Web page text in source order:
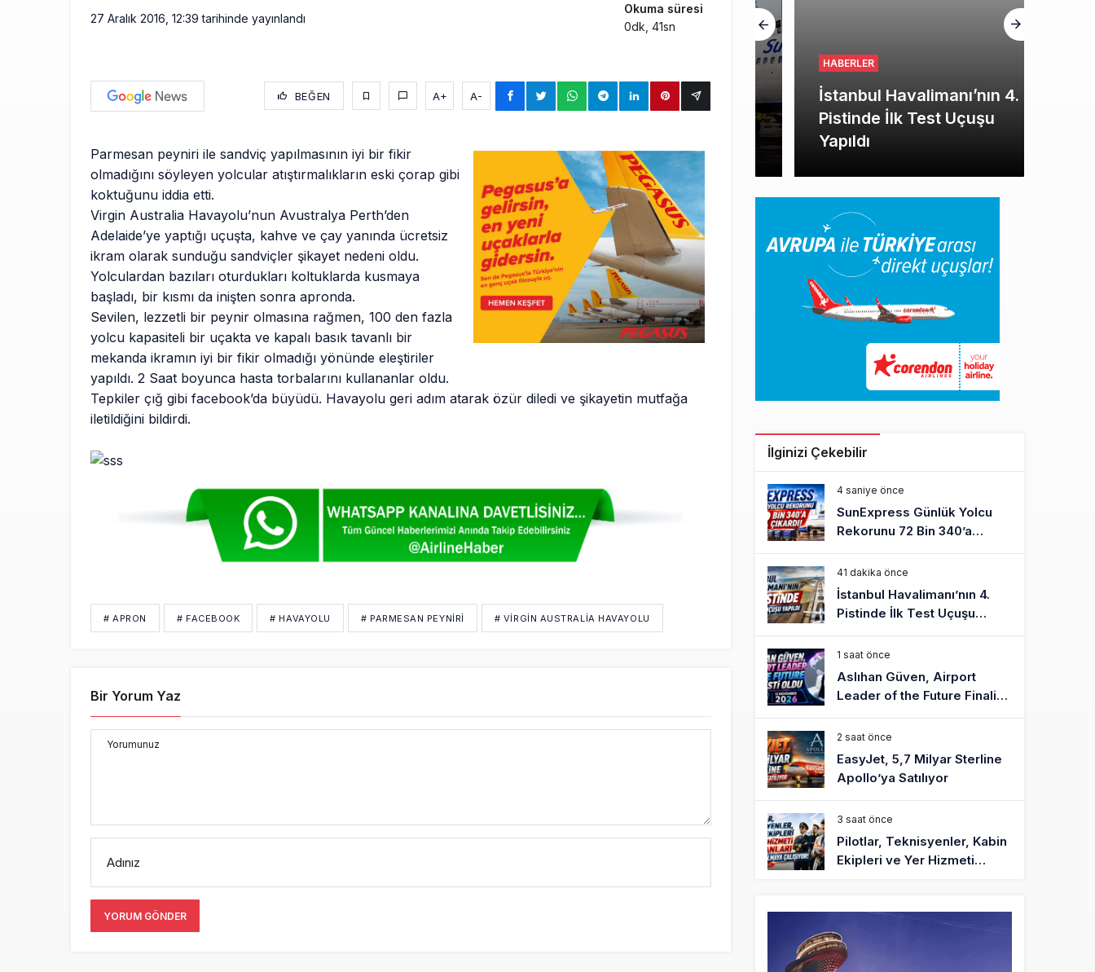
27 Aralık 2016, 12:39 tarihinde yayınlandı
Okuma süresi
0dk, 41sn
BEĞEN A+ A-
Parmesan peyniri ile sandviç yapılmasının iyi bir fikir
olmadığını söyleyen yolcular atıştırmalıkların eski çorap gibi
koktuğunu iddia etti.
Virgin Australia Havayolu’nun Avustralya Perth’den
Adelaide’ye yaptığı uçuşta, kahve ve çay yanında ücretsiz
ikram olarak sunduğu sandviçler şikayet nedeni oldu.
Yolculardan bazıları oturdukları koltuklarda kusmaya
başladı, bir kısmı da inişten sonra apronda.
Sevilen, lezzetli bir peynir olmasına rağmen, 100 den fazla
yolcu kapasiteli bir uçakta ve kapalı basık tavanlı bir
mekanda ikramın iyi bir fikir olmadığı yönünde eleştiriler
yapıldı. 2 Saat boyunca hasta torbalarını kullananlar oldu.
Tepkiler çığ gibi facebook’da büyüdü. Havayolu geri adım atarak özür diledi ve şikayetin mutfağa
iletildiğini bildirdi.
# APRON # FACEBOOK # HAVAYOLU # PARMESAN PEYNIRI # VIRGIN AUSTRALIA HAVAYOLU
Bir Yorum Yaz
Yorumunuz
Adınız
YORUM GÖNDER
HABERLER
İstanbul Havalimanı’nın 4.
Pistinde İlk Test Uçuşu
Yapıldı
İlginizi Çekebilir
4 saniye önce
SunExpress Günlük Yolcu
Rekorunu 72 Bin 340’a
Çıkardı
41 dakika önce
İstanbul Havalimanı’nın 4.
Pistinde İlk Test Uçuşu
Yapıldı
1 saat önce
Aslıhan Güven, Airport
Leader of the Future Finalisti
Oldu
2 saat önce
EasyJet, 5,7 Milyar Sterline
Apollo’ya Satılıyor
3 saat önce
Pilotlar, Teknisyenler, Kabin
Ekipleri ve Yer Hizmeti
BookingAgora’dan Dubai’ye
iki FAM Trip